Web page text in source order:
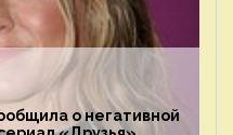
о негативной